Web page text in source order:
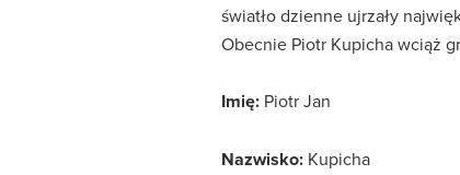
światło dzienne ujrzały
Obecnie Piotr Kupicha wciąż
Imię: Piotr Jan
Nazwisko: Kupicha